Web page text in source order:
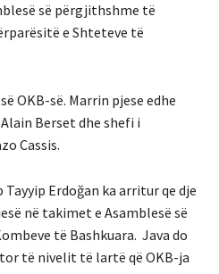
së përgjithshme të
e Shteteve të
OKB-së. Marrin pjese edhe
Berset dhe shefi i
Cassis.
Erdoğan ka arritur qe dje
në takimet e Asamblesë së
të Bashkuara. Java do
të nivelit të lartë që OKB-ja